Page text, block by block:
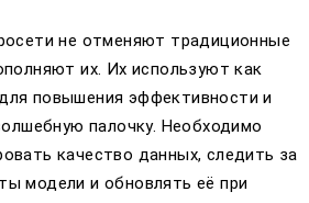
не отменяют традиционные
их. Их используют как
повышения эффективности и
палочку. Необходимо
качество данных, следить за
модели и обновлять её при